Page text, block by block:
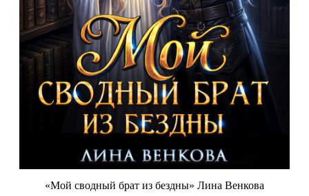
«Мой сводный брат из бездны» Лина Венкова